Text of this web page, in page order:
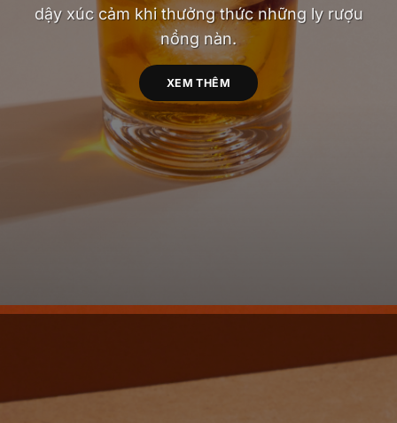
dậy xúc cảm khi thưởng thức những ly rượu
nồng nàn.
XEM THÊM